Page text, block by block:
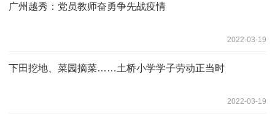
广州越秀：党员教师奋勇争先战疫情
2022-03-19
下田挖地、菜园摘菜……土桥小学学子劳动正当时
2022-03-19